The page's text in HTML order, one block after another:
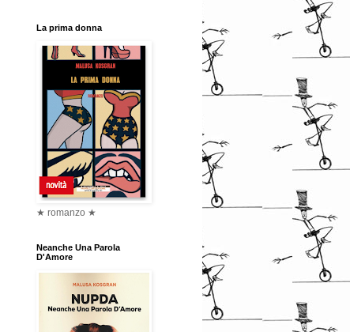
La prima donna
★ romanzo ★
Neanche Una Parola
D'Amore